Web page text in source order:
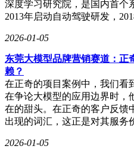
深度学习研究院，是国内首个
2013年启动自动驾驶研发，
2026-01-05
东莞大模型品牌营销赛道：正
赖？
在正奇的项目案例中，我们
在争论大模型的应用边界时，
在的甜头。在正奇的客户反
出现的词汇，这正是对其服
2026-01-05